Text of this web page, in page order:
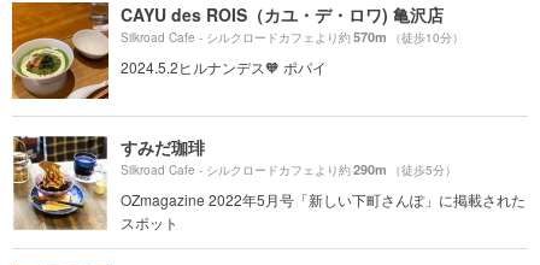
CAYU des ROIS（カユ・デ・ロワ) 亀沢店
Silkroad Cafe - シルクロードカフェより約570m （徒歩10分）
2024.5.2ヒルナンデス🧡 ポパイ
すみだ珈琲
Silkroad Cafe - シルクロードカフェより約290m （徒歩5分）
OZmagazine 2022年5月号「新しい下町さんぽ」に掲載された
スポット